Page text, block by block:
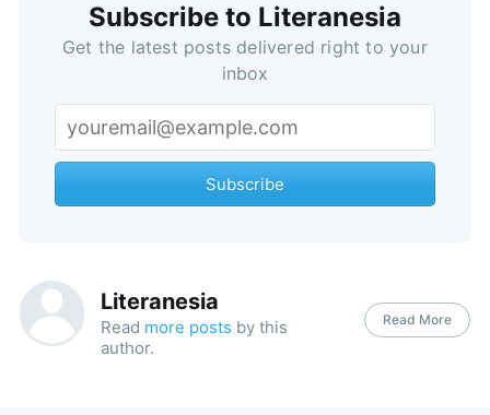
Subscribe to Literanesia
Get the latest posts delivered right to your
inbox
Subscribe
Literanesia
Read more posts by this
author.
Read More